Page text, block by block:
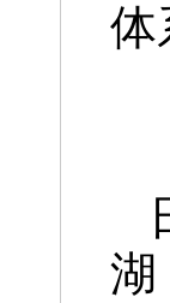
体
湖